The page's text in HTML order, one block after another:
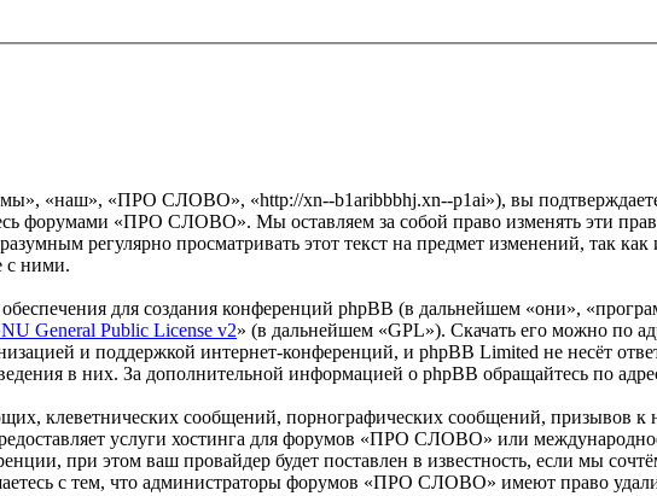
«наш», «ПРО СЛОВО», «http://xn--b1aribbbhj.xn--p1ai»), вы
форумами «ПРО СЛОВО». Мы оставляем за собой право изменять эти
регулярно просматривать этот текст на предмет изменений, так
с ними.
для создания конференций phpBB (в дальнейшем «они»,
General Public License v2» (в дальнейшем «GPL»). Скачать его можно по
и поддержкой интернет-конференций, и phpBB Limited не несёт
в них. За дополнительной информацией о phpBB обращайтесь по
клеветнических сообщений, порнографических сообщений, призывов
услуги хостинга для форумов «ПРО СЛОВО» или
при этом ваш провайдер будет поставлен в известность, если мы
с тем, что администраторы форумов «ПРО СЛОВО» имеют право